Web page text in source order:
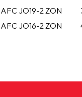
AFC JO19-2 ZON
AFC JO16-2 ZON